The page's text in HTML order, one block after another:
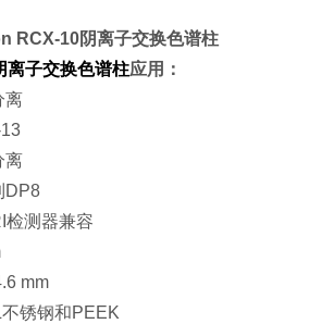
RCX-10阴离子交换色谱柱
离子交换色谱柱应用：
离
离
DP8
检测器兼容
mm
锈钢和PEEK